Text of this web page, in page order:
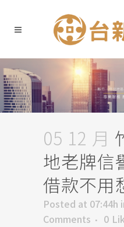
05 12 月
地老牌信
借款不用
Posted at 07:44h
Comments
0